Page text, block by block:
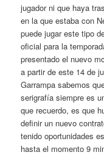
jugador ni que haya
en la que estaba con
puede jugar este tipo
oficial para la
presentado el nuevo
a partir de este 14 de
Garrampa sabemos
serigrafía siempre es
que recuerdo, es que
definir un nuevo
tenido oportunidades
hasta el momento 9